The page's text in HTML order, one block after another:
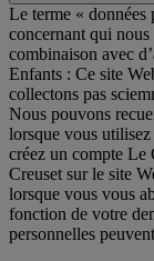
Le terme « données
concernant qui
combinaison avec
Enfants : Ce site
collectons pas
Nous pouvons
lorsque vous
créez un compte Le
Creuset sur le site
lorsque vous vous
fonction de votre
personnelles